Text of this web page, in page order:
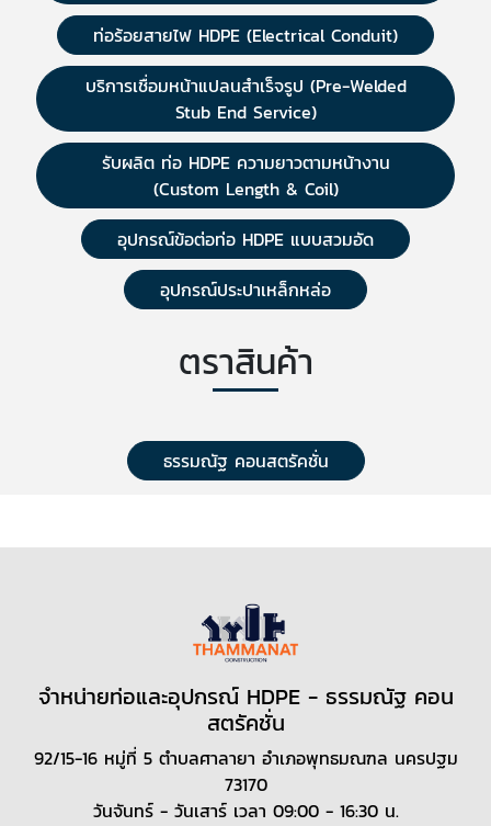
ท่อร้อยสายไฟ HDPE (Electrical Conduit)
บริการเชื่อมหน้าแปลนสำเร็จรูป (Pre-Welded
Stub End Service)
รับผลิต ท่อ HDPE ความยาวตามหน้างาน
(Custom Length & Coil)
อุปกรณ์ข้อต่อท่อ HDPE แบบสวมอัด
อุปกรณ์ประปาเหล็กหล่อ
ตราสินค้า
ธรรมณัฐ คอนสตรัคชั่น
จำหน่ายท่อและอุปกรณ์ HDPE - ธรรมณัฐ คอน
สตรัคชั่น
92/15-16 หมู่ที่ 5 ตำบลศาลายา อำเภอพุทธมณฑล นครปฐม
73170
วันจันทร์ - วันเสาร์​ เวลา 09:00 - 16:30 น.